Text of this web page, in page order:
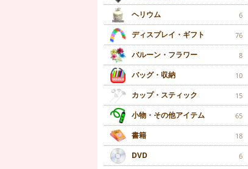
ヘリウム 6
ディスプレイ・ギフト 76
バルーン・フラワー 8
バッグ・収納 10
カップ・スティック 15
小物・その他アイテム 65
書籍 18
DVD 6